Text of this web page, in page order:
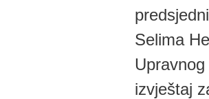
Selima
izvještaj